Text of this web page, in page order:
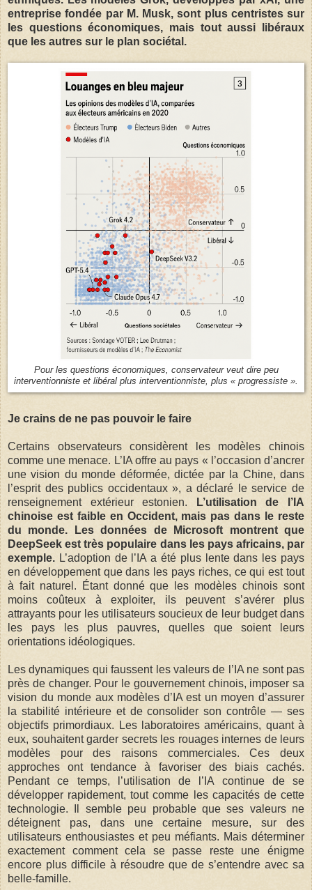
entreprise fondée par M. Musk, sont plus centristes sur
les questions économiques, mais tout aussi libéraux
que les autres sur le plan sociétal.
Pour les questions économiques, conservateur veut dire peu
interventionniste et libéral plus interventionniste, plus « progressiste ».
Je crains de ne pas pouvoir le faire
Certains observateurs considèrent les modèles chinois
comme une menace. L’IA offre au pays « l’occasion d’ancrer
une vision du monde déformée, dictée par la Chine, dans
l’esprit des publics occidentaux », a déclaré le service de
renseignement extérieur estonien.
L’utilisation de l’IA
chinoise est faible en Occident, mais pas dans le reste
du monde. Les données de Microsoft montrent que
DeepSeek est très populaire dans les pays africains, par
exemple. L’adoption de l’IA a été plus lente dans les pays
en développement que dans les pays riches, ce qui est tout
à fait naturel. Étant donné que les modèles chinois sont
moins coûteux à exploiter, ils peuvent s’avérer plus
attrayants pour les utilisateurs soucieux de leur budget dans
les pays les plus pauvres, quelles que soient leurs
orientations idéologiques.
Les dynamiques qui faussent les valeurs de l’IA ne sont pas
près de changer. Pour le gouvernement chinois, imposer sa
vision du monde aux modèles d’IA est un moyen d’assurer
la stabilité intérieure et de consolider son contrôle — ses
objectifs primordiaux. Les laboratoires américains, quant à
eux, souhaitent garder secrets les rouages internes de leurs
modèles pour des raisons commerciales. Ces deux
approches ont tendance à favoriser des biais cachés.
Pendant ce temps, l’utilisation de l’IA continue de se
développer rapidement, tout comme les capacités de cette
technologie. Il semble peu probable que ses valeurs ne
déteignent pas, dans une certaine mesure, sur des
utilisateurs enthousiastes et peu méfiants. Mais déterminer
exactement comment cela se passe reste une énigme
encore plus difficile à résoudre que de s’entendre avec sa
belle-famille.